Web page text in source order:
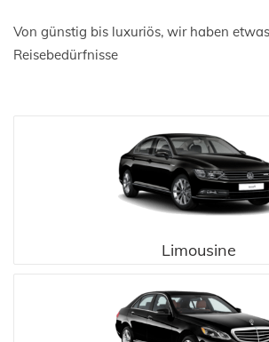
Von günstig bis luxuriös, wir haben
Reisebedürfnisse
Limousine